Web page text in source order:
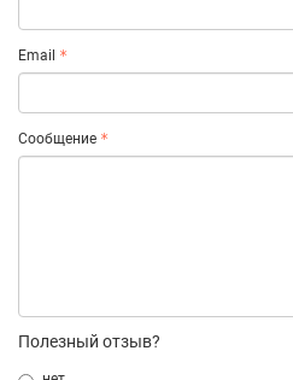
Email
Сообщение
Полезный отзыв?